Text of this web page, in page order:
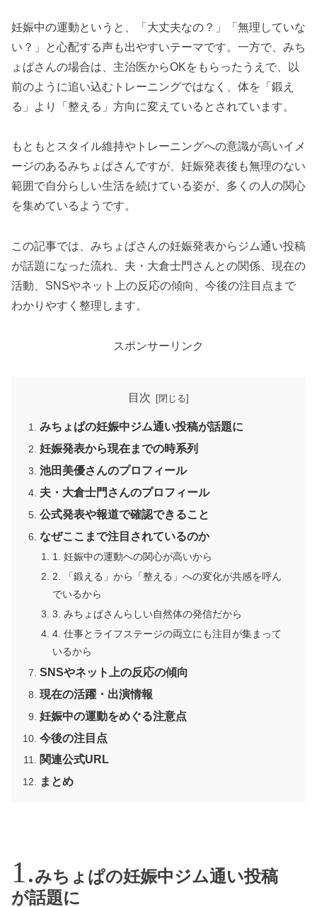
妊娠中の運動というと、「大丈夫なの？」「無理していな
い？」と心配する声も出やすいテーマです。一方で、みち
ょぱさんの場合は、主治医からOKをもらったうえで、以
前のように追い込むトレーニングではなく、体を「鍛え
る」より「整える」方向に変えているとされています。
もともとスタイル維持やトレーニングへの意識が高いイメ
ージのあるみちょぱさんですが、妊娠発表後も無理のない
範囲で自分らしい生活を続けている姿が、多くの人の関心
を集めているようです。
この記事では、みちょぱさんの妊娠発表からジム通い投稿
が話題になった流れ、夫・大倉士門さんとの関係、現在の
活動、SNSやネット上の反応の傾向、今後の注目点まで
わかりやすく整理します。
スポンサーリンク
目次
みちょぱの妊娠中ジム通い投稿が話題に
妊娠発表から現在までの時系列
池田美優さんのプロフィール
夫・大倉士門さんのプロフィール
公式発表や報道で確認できること
なぜここまで注目されているのか
1. 妊娠中の運動への関心が高いから
2. 「鍛える」から「整える」への変化が共感を呼ん
でいるから
3. みちょぱさんらしい自然体の発信だから
4. 仕事とライフステージの両立にも注目が集まって
いるから
SNSやネット上の反応の傾向
現在の活躍・出演情報
妊娠中の運動をめぐる注意点
今後の注目点
関連公式URL
まとめ
みちょぱの妊娠中ジム通い投稿
が話題に